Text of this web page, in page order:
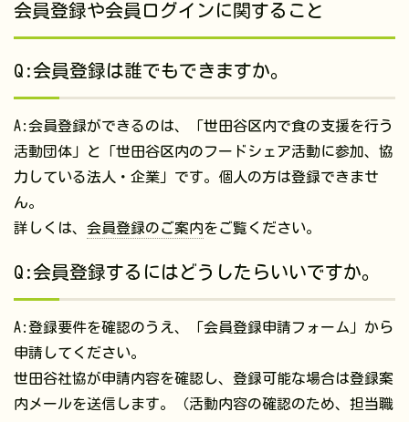
会員登録や会員ログインに関すること
Q:会員登録は誰でもできますか。
A:会員登録ができるのは、「世田谷区内で食の支援を行う
活動団体」と「世田谷区内のフードシェア活動に参加、協
力している法人・企業」です。個人の方は登録できませ
ん。
詳しくは、 会員登録のご案内をご覧ください。
Q:会員登録するにはどうしたらいいですか。
A:登録要件を確認のうえ、「会員登録申請フォーム」から
申請してください。
世田谷社協が申請内容を確認し、登録可能な場合は登録案
内メールを送信します。（活動内容の確認のため、担当職